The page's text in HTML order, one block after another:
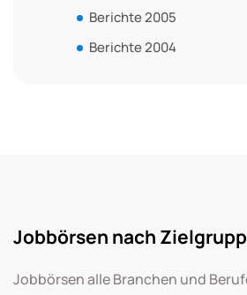
Berichte 2005
Berichte 2004
Jobbörsen nach
Jobbörsen alle Branchen und